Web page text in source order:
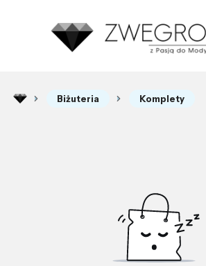
Biżuteria Komplety